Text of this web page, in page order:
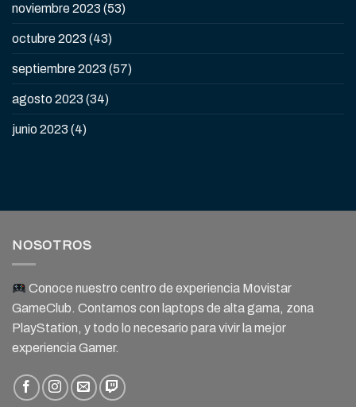
noviembre 2023 (53)
octubre 2023 (43)
septiembre 2023 (57)
agosto 2023 (34)
junio 2023 (4)
NOSOTROS
Conoce nuestro centro de experiencia Movistar
GameClub. Contamos con laptops de alta gama, zona
PlayStation, y todo lo necesario para vivir la mejor
experiencia Gamer.